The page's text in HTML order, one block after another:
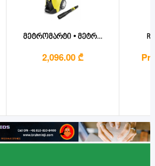
მეტრომარტი • მეტრ...
2,096.00 ₾